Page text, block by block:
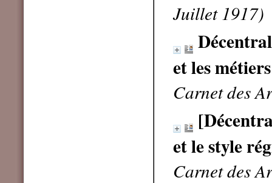
Juillet 1917)
et les
Carnet des
et le style
Carnet des